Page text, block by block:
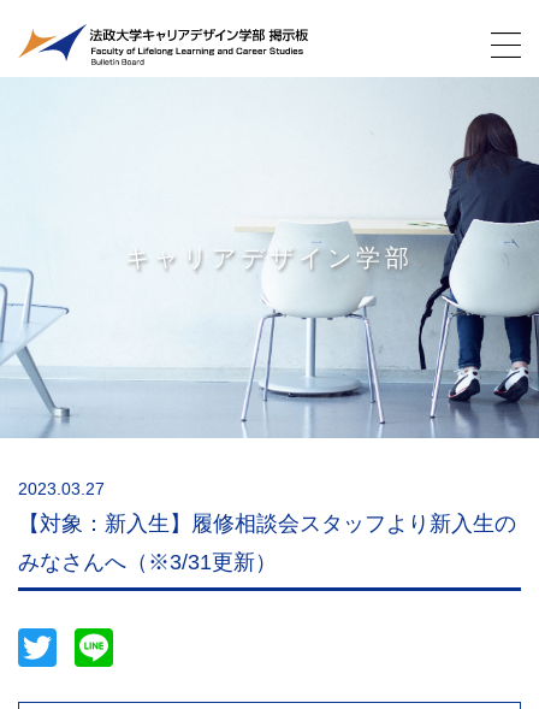
キャリアデザイン学部
2023.03.27
【対象：新入生】履修相談会スタッフより新入生の
みなさんへ（※3/31更新）
Twitter